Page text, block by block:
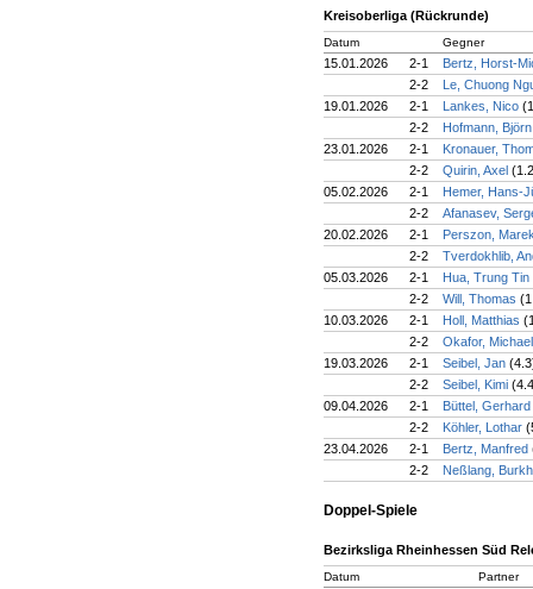
Kreisoberliga (Rückrunde)
Datum Gegner
15.01.2026 2-1
Bertz, Horst-
2-2
Le, Chuong
19.01.2026
2-1 Lankes, Nico
2-2
Hofmann,
23.01.2026
2-1
Kronauer,
2-2
Quirin, Axel
05.02.2026
2-1
Hemer, Hans-
2-2
Afanasev,
20.02.2026
2-1
Perszon,
2-2
Tverdokhlib,
05.03.2026
2-1
Hua, Trung Tin
2-2
Will, Thomas
10.03.2026
2-1 Holl, Matthias
2-2
Okafor,
19.03.2026
2-1 Seibel, Jan
2-2
Seibel, Kimi
09.04.2026
2-1
Büttel, Gerhard
2-2
Köhler, Lothar
23.04.2026
2-1 Bertz, Manfred
2-2
Neßlang,
Doppel-Spiele
Bezirksliga Rheinhessen Süd
Datum Partner